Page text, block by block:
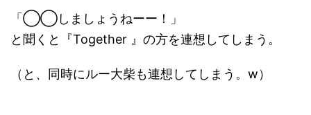
「◯◯しましょうねーー！」
と聞くと『Together 』の方を連想してしまう。
（と、同時にルー大柴も連想してしまう。w）